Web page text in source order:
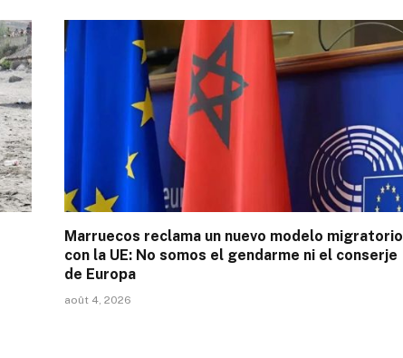
Marruecos reclama un nuevo modelo migratorio
con la UE: No somos el gendarme ni el conserje
de Europa
août 4, 2026